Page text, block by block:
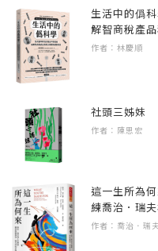
2.慾望的推手「多
為負責的大人或放
3.3C的控管有多
4.在與孩子的互動
5.引導青少年一起
數位陷阱等教養問題
提早知道青春期孩
就能理解孩子錯縱
發出的求助訊號。
臨床心理師
畢業於國立政治大
年提供青少年心理
彼此真誠的交流，
的旅程。於是和團
治療體系」，致力
著有《弄懂6-12歲
題》（禾禾文化）
用閒聊重新連結親
有效益的溝通方式
2-3覺知父母：從責
童年的陰影
父母的反應，牽動孩
嚴厲的父母無法和
2-4被網路賦權也奪
多巴胺帶來的「虛
媒體分級，對孩子來
生活中的僞
解智商稅產
作者：林慶順
社頭三姊妹
作者：陳思宏
這一生所為
練喬治．瑞
作者：喬治．瑞